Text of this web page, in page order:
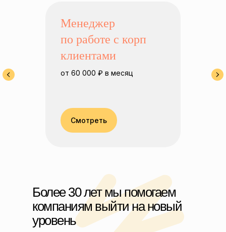
Менеджер
по работе с корп
клиентами
от 60 000 ₽ в месяц
Смотреть
Более 30 лет мы помогаем
компаниям выйти на новый
уровень